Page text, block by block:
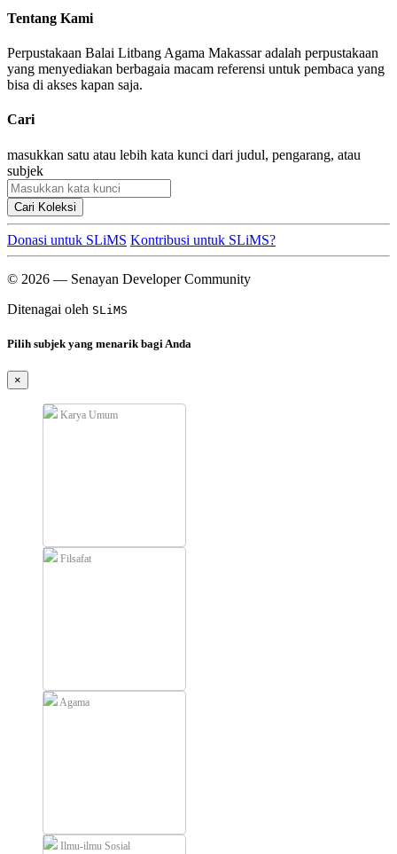
Tentang Kami
Perpustakaan Balai Litbang Agama Makassar adalah perpustakaan
yang menyediakan berbagaia macam referensi untuk pembaca yang
bisa di akses kapan saja.
Cari
masukkan satu atau lebih kata kunci dari judul, pengarang, atau
subjek
Cari Koleksi
Donasi untuk SLiMS Kontribusi untuk SLiMS?
© 2026 — Senayan Developer Community
Ditenagai oleh SLiMS
Pilih subjek yang menarik bagi Anda
×
Karya Umum
Filsafat
Agama
Ilmu-ilmu Sosial